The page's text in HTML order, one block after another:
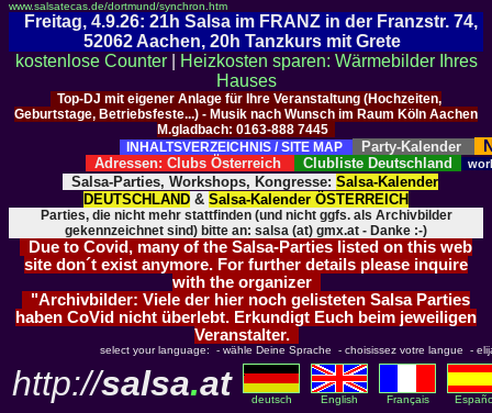
www.salsatecas.de/dortmund/synchron.htm
Freitag, 4.9.26: 21h Salsa im FRANZ in der Franzstr. 74,
52062 Aachen, 20h Tanzkurs mit Grete
kostenlose Counter|
Heizkosten sparen: Wärmebilder Ihres
Hauses
Top-DJ mit eigener Anlage für Ihre Veranstaltung (Hochzeiten,
Geburtstage, Betriebsfeste...) - Musik nach Wunsch im Raum Köln Aachen
M.gladbach: 0163-888 7445
INHALTSVERZEICHNIS / SITE MAP
Party-Kalender
Adressen: Clubs Österreich Clubliste Deutschland
Salsa-Parties, Workshops, Kongresse: Salsa-Kalender
DEUTSCHLAND & Salsa-Kalender ÖSTERREICH
Parties, die nicht mehr stattfinden (und nicht ggfs. als Archivbilder
gekennzeichnet sind) bitte an: salsa (at) gmx.at - Danke :-)
Due to Covid, many of the Salsa-Parties listed on this web
site don´t exist anymore. For further details please inquire
with the organizer
"Archivbilder: Viele der hier noch gelisteten Salsa Parties
haben CoVid nicht überlebt. Erkundigt Euch beim jeweiligen
Veranstalter.
select your language: - wähle Deine Sprache - choisissez votre langue -
http://salsa.at deutsch English Français